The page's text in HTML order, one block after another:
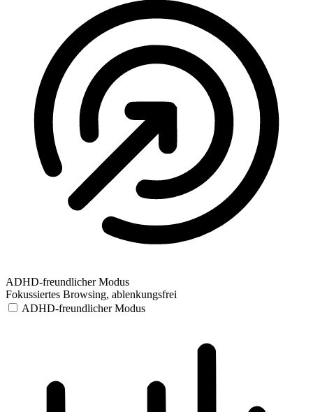
ADHD-freundlicher Modus
Fokussiertes Browsing, ablenkungsfrei
ADHD-freundlicher Modus